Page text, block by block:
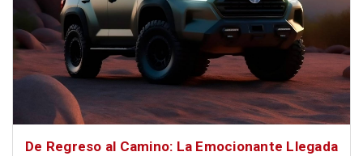
De Regreso al Camino: La Emocionante Llegada